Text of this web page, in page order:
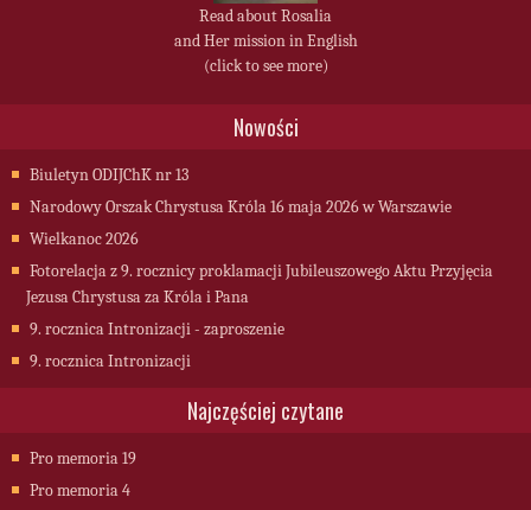
Read about Rosalia
and Her mission in English
(click to see more)
Nowości
Biuletyn ODIJChK nr 13
Narodowy Orszak Chrystusa Króla 16 maja 2026 w Warszawie
Wielkanoc 2026
Fotorelacja z 9. rocznicy proklamacji Jubileuszowego Aktu Przyjęcia
Jezusa Chrystusa za Króla i Pana
9. rocznica Intronizacji - zaproszenie
9. rocznica Intronizacji
Najczęściej czytane
Pro memoria 19
Pro memoria 4